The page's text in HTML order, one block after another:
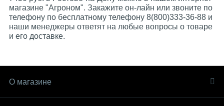
магазине "Агроном". Закажите он-лайн или звоните по
телефону по бесплатному телефону 8(800)333-36-88 и
наши менеджеры ответят на любые вопросы о товаре
и его доставке.
О магазине